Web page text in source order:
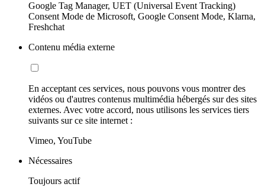
Google Tag Manager, UET (Universal Event Tracking)
Consent Mode de Microsoft, Google Consent Mode, Klarna,
Freshchat
Contenu média externe
En acceptant ces services, nous pouvons vous montrer des
vidéos ou d'autres contenus multimédia hébergés sur des sites
externes. Avec votre accord, nous utilisons les services tiers
suivants sur ce site internet :
Vimeo, YouTube
Nécessaires
Toujours actif